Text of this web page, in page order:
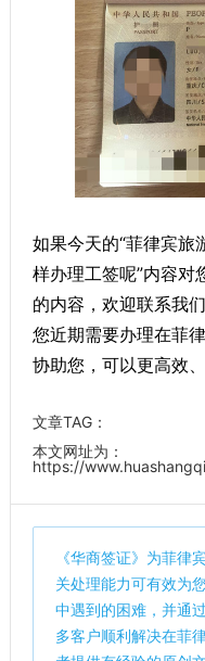
如果今天的“菲律宾
样办理工签呢”内容对
的内容，欢迎联系我
您近期需要办理在菲
协助您，可以更高效
文章TAG：
本文网址为：
https://
《华商签证》为菲律
关处理能力可有效为
中遇到的困难，并通
多客户顺利解决在菲